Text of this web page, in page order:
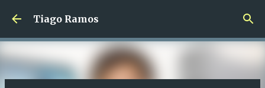
Avançar para o conteúdo principal
Tiago Ramos